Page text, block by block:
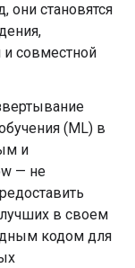
они становятся
и совместной
(ML) в
и
— не
в своем
кодом для